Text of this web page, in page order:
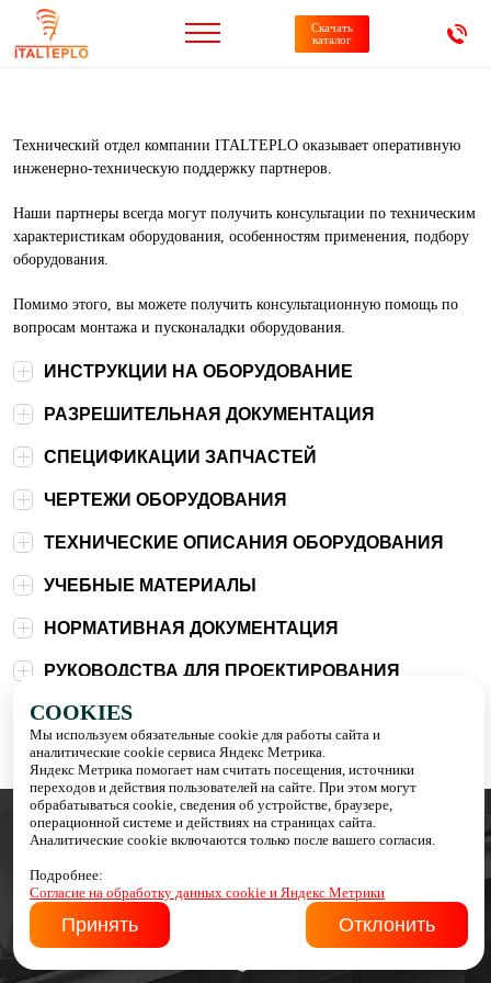
Скачать
каталог
Технический отдел компании ITALTEPLO оказывает оперативную
инженерно-техническую поддержку партнеров.
Наши партнеры всегда могут получить консультации по техническим
характеристикам оборудования, особенностям применения, подбору
оборудования.
Помимо этого, вы можете получить консультационную помощь по
вопросам монтажа и пусконаладки оборудования.
ИНСТРУКЦИИ НА ОБОРУДОВАНИЕ
РАЗРЕШИТЕЛЬНАЯ ДОКУМЕНТАЦИЯ
СПЕЦИФИКАЦИИ ЗАПЧАСТЕЙ
ЧЕРТЕЖИ ОБОРУДОВАНИЯ
ТЕХНИЧЕСКИЕ ОПИСАНИЯ ОБОРУДОВАНИЯ
УЧЕБНЫЕ МАТЕРИАЛЫ
НОРМАТИВНАЯ ДОКУМЕНТАЦИЯ
РУКОВОДСТВА ДЛЯ ПРОЕКТИРОВАНИЯ
italteplo.su© 2026. Все права защищены
COOKIES
Мы используем обязательные cookie для работы сайта и
аналитические cookie сервиса Яндекс Метрика.
Яндекс Метрика помогает нам считать посещения, источники
переходов и действия пользователей на сайте. При этом могут
обрабатываться cookie, сведения об устройстве, браузере,
операционной системе и действиях на страницах сайта.
Аналитические cookie включаются только после вашего согласия.
Подробнее:
Согласие на обработку данных cookie и Яндекс Метрики
Принять Отклонить
Быстро с 1С-Битрикс